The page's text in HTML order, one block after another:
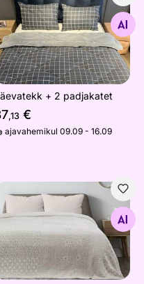
Päevatekk + 2 padjakatet
Otsi sarnaseid
+ 2 padjakatet
,13 €
ajavahemikul 09.09 - 16.09
Meditatsion
Otsi sarnaseid